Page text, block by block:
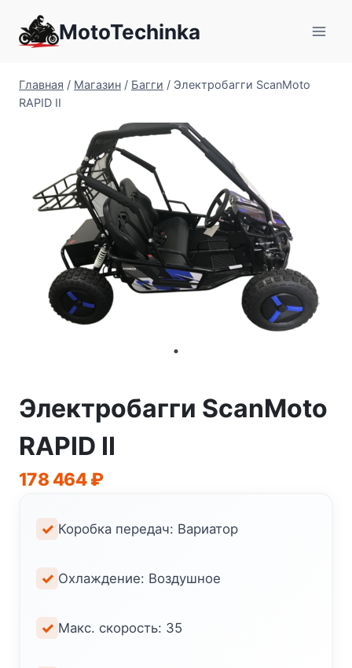
содержимому
MotoTechinka
Главная / Магазин / Багги / Электробагги ScanMoto
RAPID II
Электробагги ScanMoto
RAPID II
178 464₽
Коробка передач: Вариатор
Охлаждение: Воздушное
Макс. скорость: 35